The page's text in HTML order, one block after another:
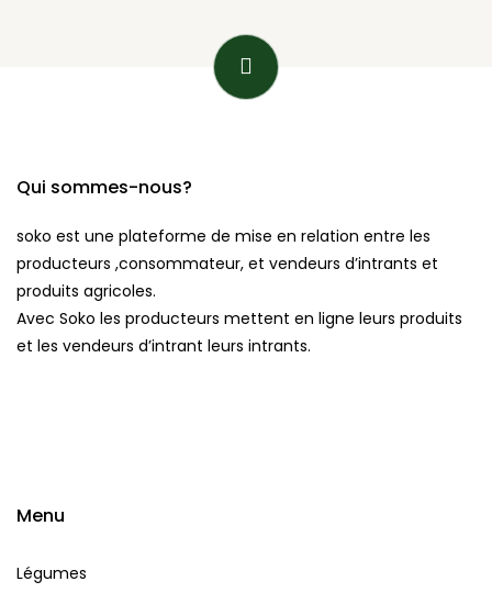
Qui sommes-nous?
soko est une plateforme de mise en relation entre les
producteurs ,consommateur, et vendeurs d’intrants et
produits agricoles.
Avec Soko les producteurs mettent en ligne leurs produits
et les vendeurs d’intrant leurs intrants.
Menu
Légumes